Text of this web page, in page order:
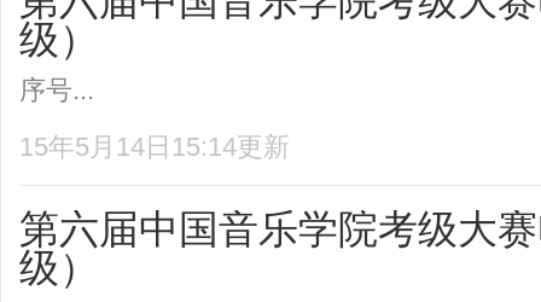
级）
序号...
15年5月14日15:14更新
第六届中国音乐学院考级大
级）